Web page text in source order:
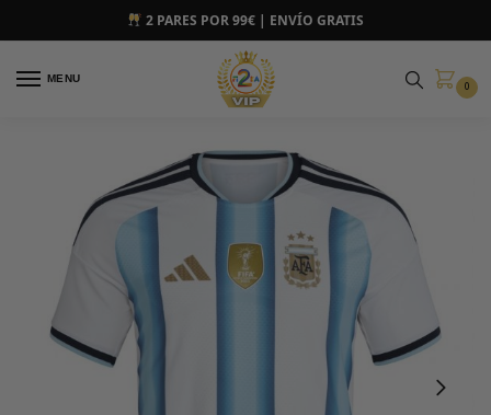
2 PARES POR 99€ | ENVÍO GRATIS
MENU
0